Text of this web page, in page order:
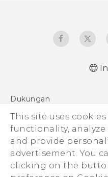
This site uses
functionality,
and provide
advertisement. You
clicking on the
Dukungan
Pusat Dukungan
© 2011-2026 HTC